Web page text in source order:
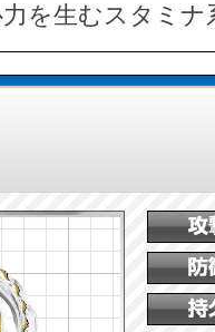
を生むスタミナ